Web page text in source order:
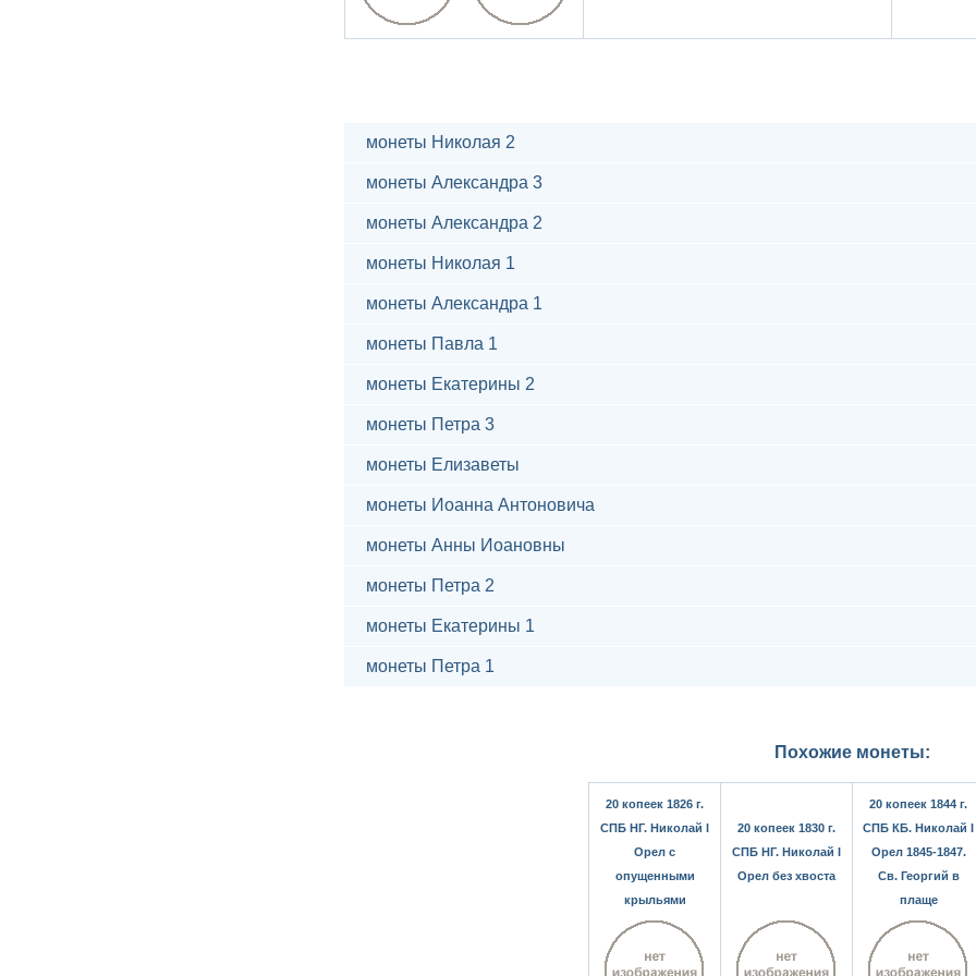
монеты Николая 2
монеты Александра 3
монеты Александра 2
монеты Николая 1
монеты Александра 1
монеты Павла 1
монеты Екатерины 2
монеты Петра 3
монеты Елизаветы
монеты Иоанна Антоновича
монеты Анны Иоановны
монеты Петра 2
монеты Екатерины 1
монеты Петра 1
Похожие монеты:
20 копеек 1826 г.
СПБ НГ. Николай I
Орел с
опущенными
крыльями
20 копеек 1830 г.
СПБ НГ. Николай I
Орел без хвоста
20 копеек 1844 г.
СПБ КБ. Николай I
Орел 1845-1847.
Св. Георгий в
плаще